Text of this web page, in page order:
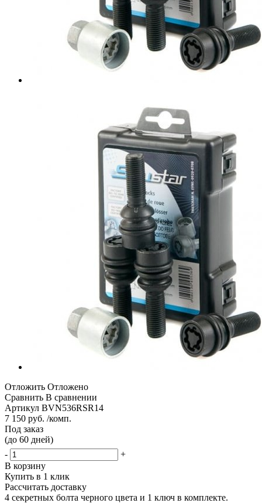
Отложить Отложено
Сравнить В сравнении
Артикул BVN536RSR14
7 150 руб. /комп.
Под заказ
(до 60 дней)
-
+
В корзину
Купить в 1 клик
Рассчитать доставку
4 секретных болта черного цвета и 1 ключ в комплекте.